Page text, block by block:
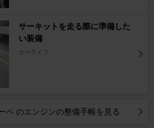
サーキットを走る際に準備した
い装備
カーライフ
ペ のエンジンの整備手帳を見る